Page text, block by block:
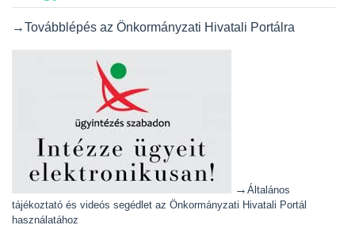
→Továbblépés az Önkormányzati Hivatali Portálra
→ Általános
tájékoztató és videós segédlet az Önkormányzati Hivatali Portál
használatához